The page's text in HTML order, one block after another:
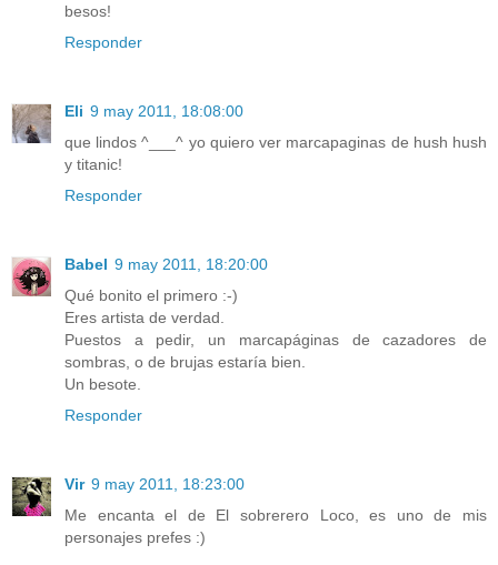
besos!
Responder
Eli 9 may 2011, 18:08:00
que lindos ^___^ yo quiero ver marcapaginas de hush hush
y titanic!
Responder
Babel 9 may 2011, 18:20:00
Qué bonito el primero :-)
Eres artista de verdad.
Puestos a pedir, un marcapáginas de cazadores de
sombras, o de brujas estaría bien.
Un besote.
Responder
Vir 9 may 2011, 18:23:00
Me encanta el de El sobrerero Loco, es uno de mis
personajes prefes :)